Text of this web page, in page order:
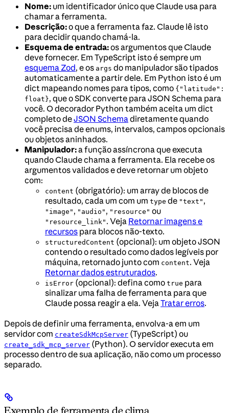
Nome: um identificador único que Claude usa para
chamar a ferramenta.
Descrição:o que a ferramenta faz. Claude lê isto
para decidir quando chamá-la.
Esquema de entrada:os argumentos que Claude
deve fornecer. Em TypeScript isto é sempre um
esquema Zod, e os args do manipulador são tipados
automaticamente a partir dele. Em Python isto é um
dict mapeando nomes para tipos, como {"latitude":
float}, que o SDK converte para JSON Schema para
você. O decorador Python também aceita um dict
completo deJSON Schema diretamente quando
você precisa de enums, intervalos, campos opcionais
ou objetos aninhados.
Manipulador:a função assíncrona que executa
quando Claude chama a ferramenta. Ela recebe os
argumentos validados e deve retornar um objeto
com:
content (obrigatório): um array de blocos de
resultado, cada um com um type de "text" ,
"image" , "audio" , "resource" ou
"resource_link" . Veja Retornar imagens e
recursos para blocos não-texto.
structuredContent (opcional): um objeto JSON
contendo o resultado como dados legíveis por
máquina, retornado junto com content. Veja
Retornar dados estruturados.
isError (opcional): defina como true para
sinalizar uma falha de ferramenta para que
Claude possa reagir a ela. Veja Tratar erros.
Depois de definir uma ferramenta, envolva-a em um
servidor com createSdkMcpServer (TypeScript) ou
create_sdk_mcp_server (Python). O servidor executa em
processo dentro de sua aplicação, não como um processo
separado.
Exemplo de ferramenta de clima